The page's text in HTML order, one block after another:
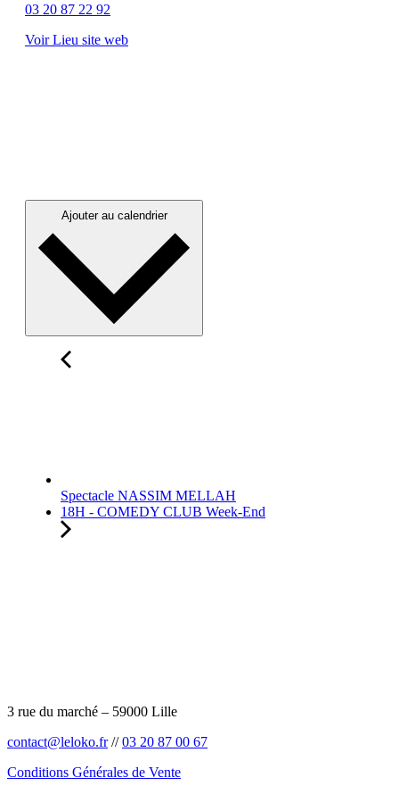
03 20 87 22 92
Voir Lieu site web
Ajouter au calendrier
Spectacle NASSIM MELLAH
18H - COMEDY CLUB Week-End
3 rue du marché – 59000 Lille
contact@leloko.fr//03 20 87 00 67
Conditions Générales de Vente